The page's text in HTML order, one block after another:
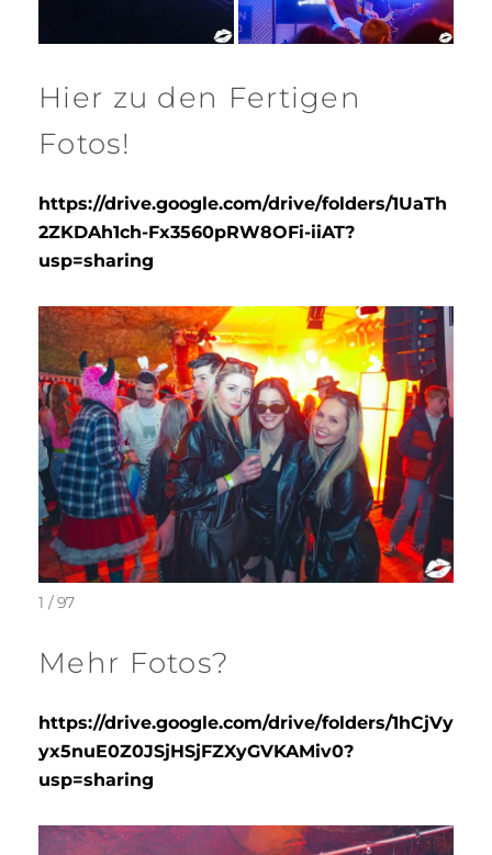
Hier zu den Fertigen
Fotos!
https://drive.google.com/drive/folders/1UaTh
2ZKDAh1ch-Fx3560pRW8OFi-iiAT?
usp=sharing
1 / 97
Mehr Fotos?
https://drive.google.com/drive/folders/1hCjVy
yx5nuE0Z0JSjHSjFZXyGVKAMiv0?
usp=sharing